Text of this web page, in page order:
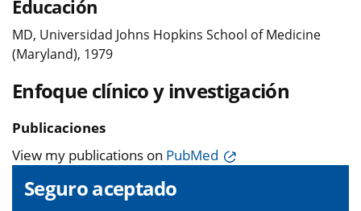
Educación
MD, Universidad Johns Hopkins School of Medicine
(Maryland), 1979
Enfoque clínico y investigación
Publicaciones
View my publications on PubMed
Seguro aceptado